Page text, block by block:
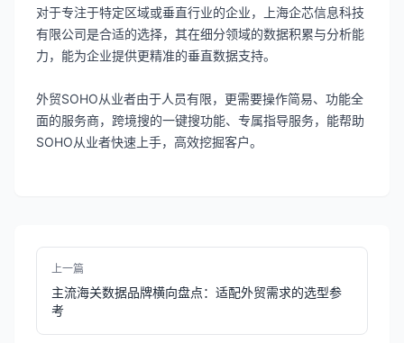
对于专注于特定区域或垂直行业的企业，上海企芯信息科技
有限公司是合适的选择，其在细分领域的数据积累与分析能
力，能为企业提供更精准的垂直数据支持。
外贸SOHO从业者由于人员有限，更需要操作简易、功能全
面的服务商，跨境搜的一键搜功能、专属指导服务，能帮助
SOHO从业者快速上手，高效挖掘客户。
上一篇
主流海关数据品牌横向盘点：适配外贸需求的选型参
考